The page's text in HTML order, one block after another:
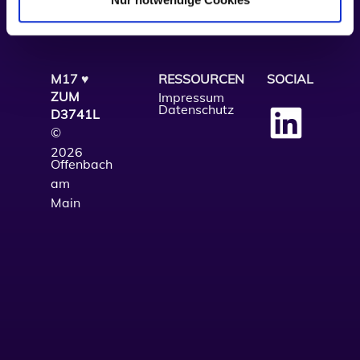
M17 ♥
ZUM
D3741L
©
2026
Offenbach
am
Main
RESSOURCEN
Impressum
Datenschutz
SOCIAL